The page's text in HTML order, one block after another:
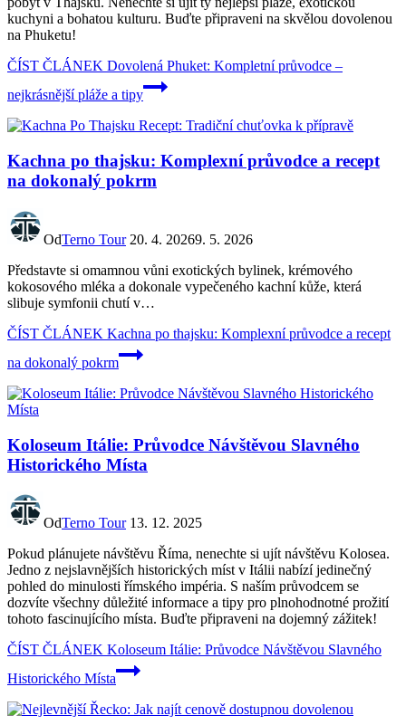
kuchyni a bohatou kulturu. Buďte připraveni na skvělou dovolenou
na Phuketu!
ČÍST ČLÁNEK Dovolená Phuket: Kompletní průvodce –
nejkrásnější pláže a tipy
Kachna po thajsku: Komplexní průvodce a recept
na dokonalý pokrm
OdTerno Tour 20. 4. 20269. 5. 2026
Představte si omamnou vůni exotických bylinek, krémového
kokosového mléka a dokonale vypečeného kachní kůže, která
slibuje symfonii chutí v…
ČÍST ČLÁNEK Kachna po thajsku: Komplexní průvodce a recept
na dokonalý pokrm
Koloseum Itálie: Průvodce Návštěvou Slavného
Historického Místa
OdTerno Tour 13. 12. 2025
Pokud plánujete návštěvu Říma, nenechte si ujít návštěvu Kolosea.
Jedno z nejslavnějších historických míst v Itálii nabízí jedinečný
pohled do minulosti římského impéria. S naším průvodcem se
dozvíte všechny důležité informace a tipy pro plnohodnotné prožití
tohoto fascinujícího místa. Buďte připraveni na dojemný zážitek!
ČÍST ČLÁNEK Koloseum Itálie: Průvodce Návštěvou Slavného
Historického Místa